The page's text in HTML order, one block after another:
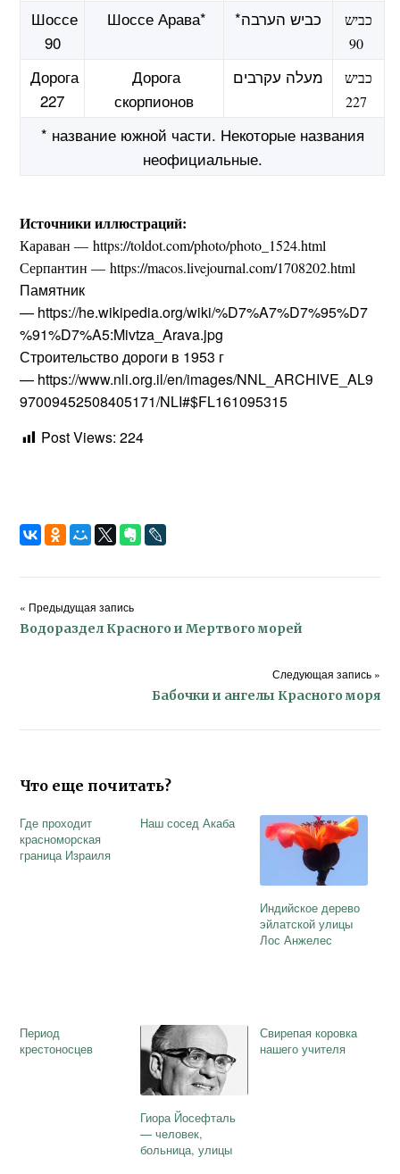
Шоссе
90
Шоссе Арава* *כביש הערבה
כביש
Дорога
227
Дорога
скорпионов
מעלה עקרבים
כביש
* название южной части. Некоторые названия
неофициальные.
Источники иллюстраций:
Караван — https://toldot.com/photo/photo_1524.html
Серпантин — https://macos.livejournal.com/1708202.html
Памятник
— https://he.wikipedia.org/wiki/%D7%A7%D7%95%D7
%91%D7%A5:Mivtza_Arava.jpg
Строительство дороги в 1953 г
— https://www.nli.org.il/en/images/NNL_ARCHIVE_AL9
97009452508405171/NLI#$FL161095315
Post Views: 224
« Предыдущая запись
Водораздел Красного и Мертвого морей
Следующая запись »
Бабочки и ангелы Красного моря
Что еще почитать?
Где проходит
красноморская
граница Израиля
Наш сосед Акаба
Индийское дерево
эйлатской улицы
Лос Анжелес
Период
крестоносцев
Гиора Йосефталь
— человек,
больница, улицы
Свирепая коровка
нашего учителя